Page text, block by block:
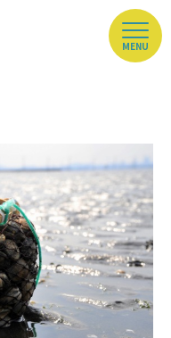
MENU